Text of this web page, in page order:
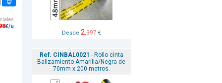
€/u
Desde 2,397 €
Ref. CINBAL0021 - Rollo cinta
Balizamiento Amarilla/Negra de
70mm x 200 metros.